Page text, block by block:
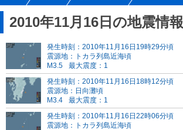
2010年11月16日の地震情報
発生時刻：2010年11月16日19時29分頃
震源地：トカラ列島近海頃
M3.5
最大震度：1
発生時刻：2010年11月16日18時12分頃
震源地：日向灘頃
M3.4
最大震度：1
発生時刻：2010年11月16日22時06分頃
震源地：トカラ列島近海頃